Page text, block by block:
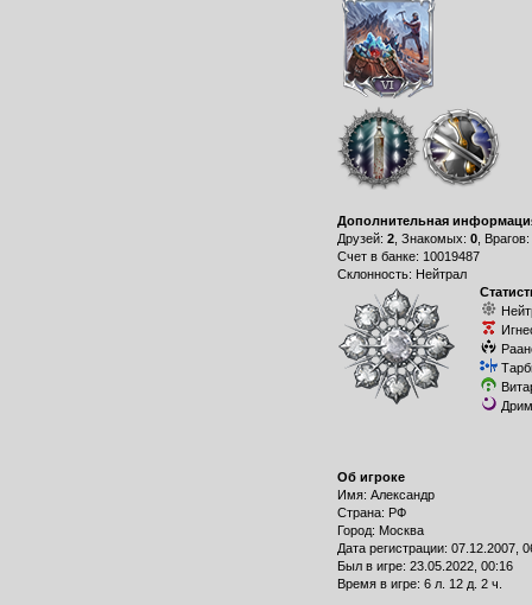
Дополнительная
Друзей: 2, Знакомых: 0, Врагов:
Счет в банке: 10019487
Склонность: Нейтрал
Об игроке
Имя: Александр
Страна: РФ
Город: Москва
Дата регистрации: 07.12.2007,
Был в игре: 23.05.2022, 00:16
Время в игре: 6 л. 12 д. 2 ч.